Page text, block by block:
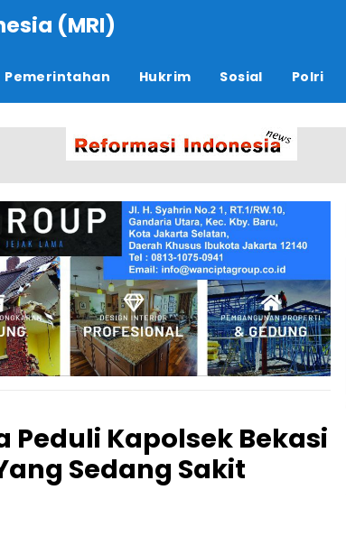
(MRI)
Pemerintahan Hukrim Sosial Polri
Peduli Kapolsek Bekasi
Sedang Sakit